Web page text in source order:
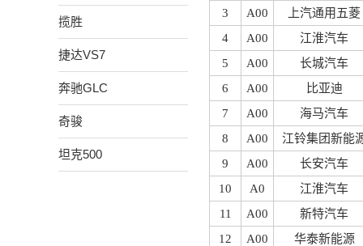
揽胜
捷达VS7
奔驰GLC
奇骏
坦克500
3
A00
上汽通用五菱
4
A00
江淮汽车
5
A00
长城汽车
6
A00
比亚迪
7
A00
海马汽车
8
A00
江铃集团新能
9
A00
长安汽车
10
A0
江淮汽车
11
A00
新特汽车
12
A00
华泰新能源